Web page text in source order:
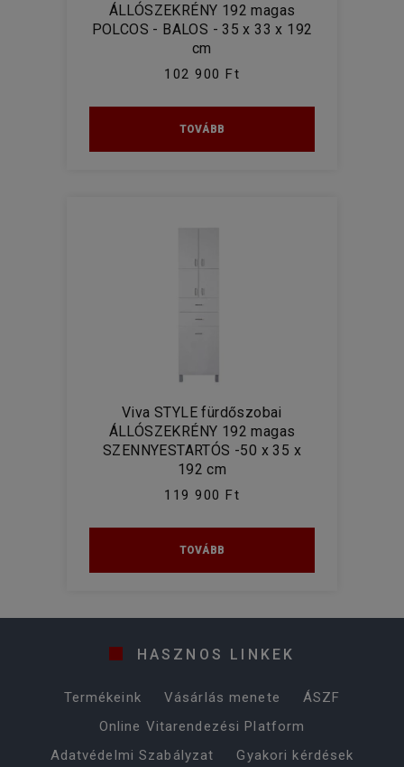
ÁLLÓSZEKRÉNY 192 magas
POLCOS - BALOS - 35 x 33 x 192
cm
102 900 Ft
TOVÁBB
Viva STYLE fürdőszobai
ÁLLÓSZEKRÉNY 192 magas
SZENNYESTARTÓS -50 x 35 x
192 cm
119 900 Ft
TOVÁBB
HASZNOS LINKEK
Termékeink Vásárlás menete
ÁSZF
Online Vitarendezési Platform
Adatvédelmi Szabályzat
Gyakori kérdések